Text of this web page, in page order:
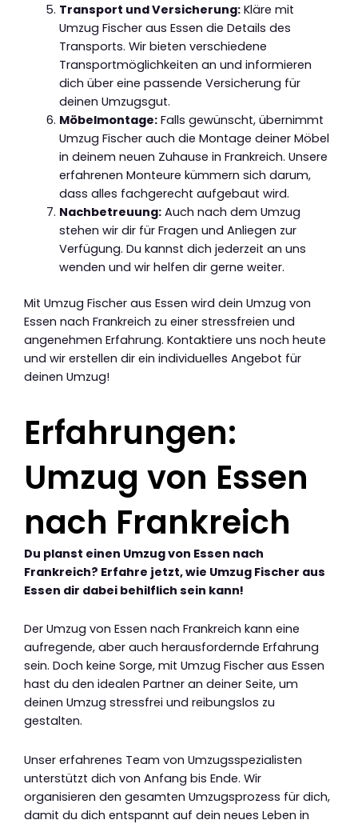
Transport und Versicherung:Kläre mit
Umzug Fischer aus Essen die Details des
Transports. Wir bieten verschiedene
Transportmöglichkeiten an und informieren
dich über eine passende Versicherung für
deinen Umzugsgut.
Möbelmontage:Falls gewünscht, übernimmt
Umzug Fischer auch die Montage deiner Möbel
in deinem neuen Zuhause in Frankreich. Unsere
erfahrenen Monteure kümmern sich darum,
dass alles fachgerecht aufgebaut wird.
Nachbetreuung:Auch nach dem Umzug
stehen wir dir für Fragen und Anliegen zur
Verfügung. Du kannst dich jederzeit an uns
wenden und wir helfen dir gerne weiter.
Mit Umzug Fischer aus Essen wird dein Umzug von
Essen nach Frankreich zu einer stressfreien und
angenehmen Erfahrung. Kontaktiere uns noch heute
und wir erstellen dir ein individuelles Angebot für
deinen Umzug!
Erfahrungen:
Umzug von Essen
nach Frankreich
Du planst einen Umzug von Essen nach
Frankreich? Erfahre jetzt, wie Umzug Fischer aus
Essen dir dabei behilflich sein kann!
Der Umzug von Essen nach Frankreich kann eine
aufregende, aber auch herausfordernde Erfahrung
sein. Doch keine Sorge, mit Umzug Fischer aus Essen
hast du den idealen Partner an deiner Seite, um
deinen Umzug stressfrei und reibungslos zu
gestalten.
Unser erfahrenes Team von Umzugsspezialisten
unterstützt dich von Anfang bis Ende. Wir
organisieren den gesamten Umzugsprozess für dich,
damit du dich entspannt auf dein neues Leben in